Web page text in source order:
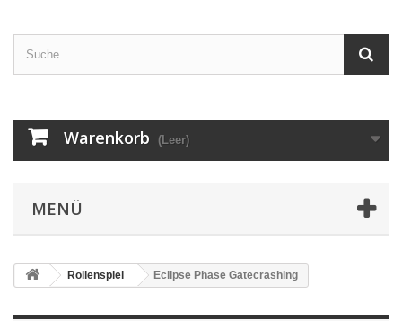
Warenkorb (Leer)
MENÜ
Rollenspiel Eclipse Phase Gatecrashing